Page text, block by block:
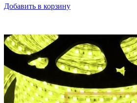
Добавить в корзину